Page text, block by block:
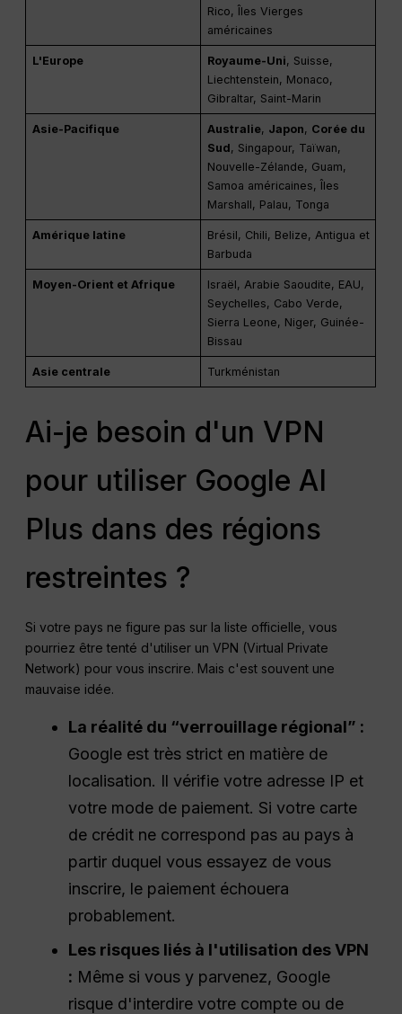
Rico, Îles Vierges
américaines
L'Europe Royaume-Uni, Suisse,
Liechtenstein, Monaco,
Gibraltar, Saint-Marin
Asie-Pacifique Australie, Japon, Corée du
Sud, Singapour, Taïwan,
Nouvelle-Zélande, Guam,
Samoa américaines, Îles
Marshall, Palau, Tonga
Amérique latine
Brésil, Chili, Belize, Antigua et
Barbuda
Moyen-Orient et Afrique
Israël, Arabie Saoudite, EAU,
Seychelles, Cabo Verde,
Sierra Leone, Niger, Guinée-
Bissau
Asie centrale Turkménistan
Ai-je besoin d'un VPN
pour utiliser Google AI
Plus dans des régions
restreintes ?
Si votre pays ne figure pas sur la liste officielle, vous
pourriez être tenté d'utiliser un VPN (Virtual Private
Network) pour vous inscrire. Mais c'est souvent une
mauvaise idée.
La réalité du “verrouillage régional” :
Google est très strict en matière de
localisation. Il vérifie votre adresse IP et
votre mode de paiement. Si votre carte
de crédit ne correspond pas au pays à
partir duquel vous essayez de vous
inscrire, le paiement échouera
probablement.
Les risques liés à l'utilisation des VPN
: Même si vous y parvenez, Google
risque d'interdire votre compte ou de